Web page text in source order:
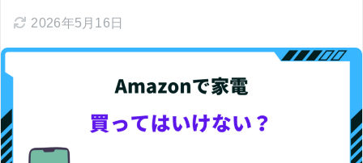
2026年5月16日